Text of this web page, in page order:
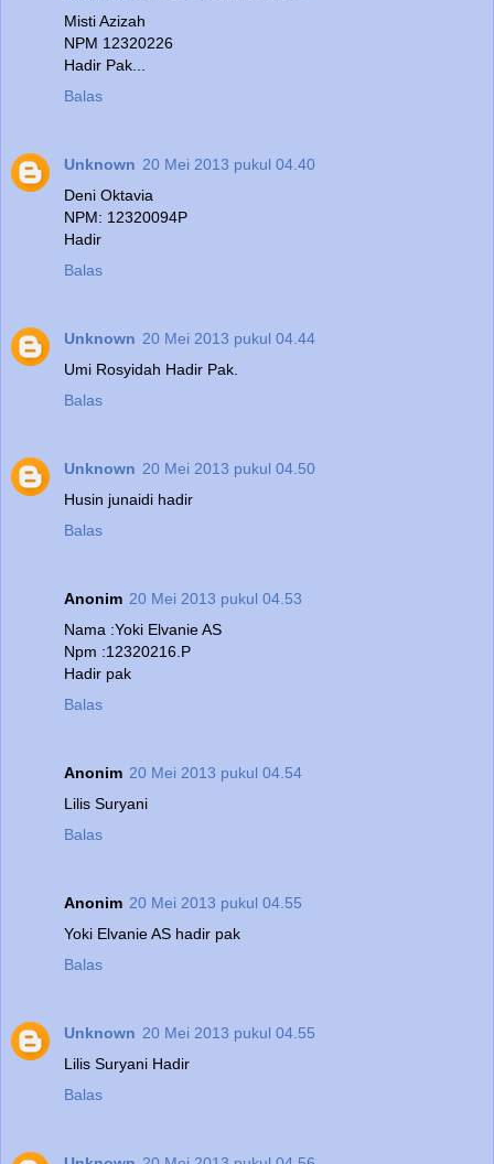
Misti Azizah
NPM 12320226
Hadir Pak...
Balas
Unknown 20 Mei 2013 pukul 04.40
Deni Oktavia
NPM: 12320094P
Hadir
Balas
Unknown 20 Mei 2013 pukul 04.44
Umi Rosyidah Hadir Pak.
Balas
Unknown 20 Mei 2013 pukul 04.50
Husin junaidi hadir
Balas
Anonim 20 Mei 2013 pukul 04.53
Nama :Yoki Elvanie AS
Npm :12320216.P
Hadir pak
Balas
Anonim 20 Mei 2013 pukul 04.54
Lilis Suryani
Balas
Anonim 20 Mei 2013 pukul 04.55
Yoki Elvanie AS hadir pak
Balas
Unknown 20 Mei 2013 pukul 04.55
Lilis Suryani Hadir
Balas